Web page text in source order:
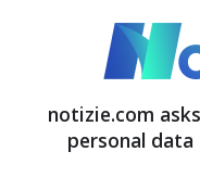
Twitter, il
cosa è
notizie.com
personal